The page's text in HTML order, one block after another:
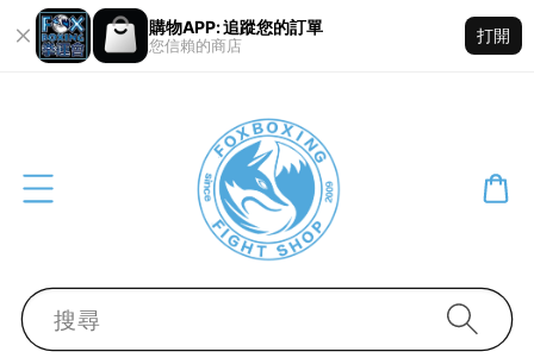
購物APP: 追蹤您的訂單
您信賴的商店
打開
搜尋